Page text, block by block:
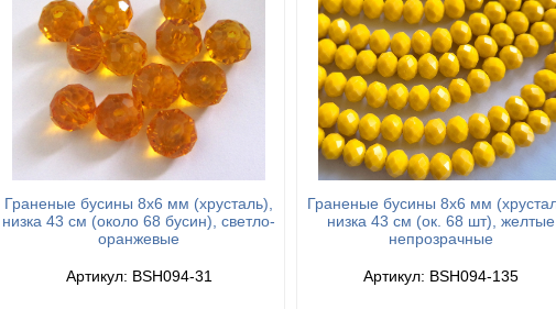
Граненые бусины 8х6 мм (хрусталь),
низка 43 см (около 68 бусин), светло-
оранжевые
Артикул: BSH094-31
Граненые бусины 8х6 мм
низка 43 см (ок. 68 шт), желтые
непрозрачные
Артикул: BSH094-135